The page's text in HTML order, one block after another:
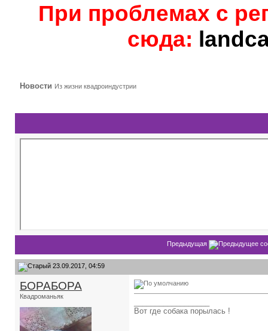
При проблемах с
сюда:
Новости Из жизни квадроиндустрии
Предыдущая
23.09.2017, 04:59
БОРАБОРА
Квадроманьяк
Вот где собака порылась !